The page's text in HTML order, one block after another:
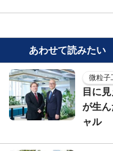
あわせて読みたい
微粒子
目に
が生
ャル